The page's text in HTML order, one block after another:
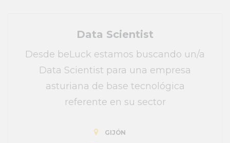
Data Scientist
Desde beLuck estamos buscando un/a
Data Scientist para una empresa
asturiana de base tecnológica
referente en su sector
GIJÓN